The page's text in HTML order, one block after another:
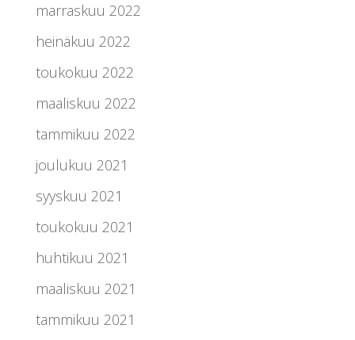
marraskuu 2022
heinäkuu 2022
toukokuu 2022
maaliskuu 2022
tammikuu 2022
joulukuu 2021
syyskuu 2021
toukokuu 2021
huhtikuu 2021
maaliskuu 2021
tammikuu 2021